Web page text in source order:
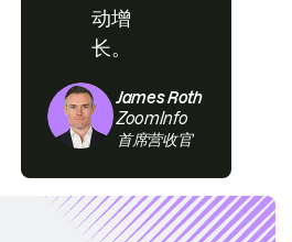
动增
长。
James Roth
ZoomInfo
首席营收官